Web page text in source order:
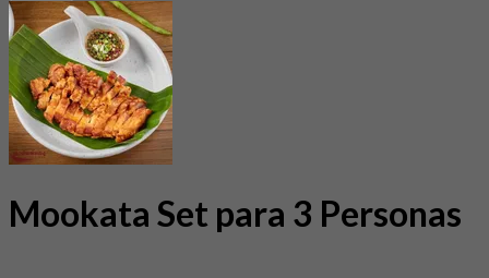
Mookata Set para 3 Personas